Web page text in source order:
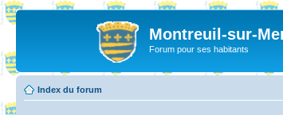
Montreuil-sur-
Forum pour ses habitants
Index du forum